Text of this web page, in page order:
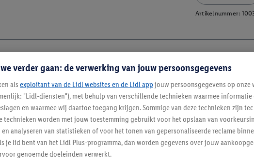
Artikelnummer:
verder gaan: de verwerking van jouw persoonsgegevens
als exploitant van de Lidl websites en de Lidl app jouw persoonsgegevens op onze
"Lidl-diensten"), met behulp van verschillende technieken waarmee
en waarmee wij daartoe toegang krijgen. Sommige van deze technieken zijn
technieken worden met jouw toestemming gebruikt voor het opslaan van
en analyseren van statistieken of voor het tonen van gepersonaliseerde reclame
je lid bent van het Lidl Plus-programma, dan worden gegevens over jouw
genoemde doeleinden verwerkt.